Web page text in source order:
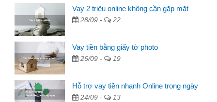
Vay 2 triệu online không cần gặp mặt
28/09 - 22
Vay tiền bằng giấy tờ photo
26/09 - 19
Hỗ trợ vay tiền nhanh Online trong ngày
24/09 - 13